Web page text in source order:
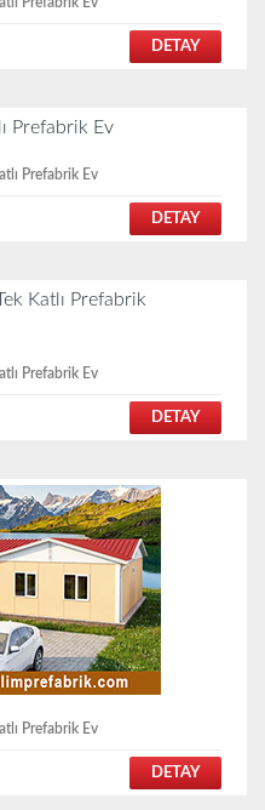
DETAY
Prefabrik Ev
DETAY
Prefabrik Ev
DETAY
Prefabrik Ev
DETAY